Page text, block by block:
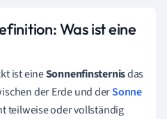
Was ist eine
ist eineSonnenfinsternisdas
der Erde und derSonne
teilweise oder vollständig